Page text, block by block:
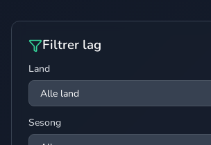
Filtrer lag
Land
Sesong